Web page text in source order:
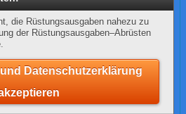
die Rüstungsausgaben nahezu zu
der Rüstungsausgaben–Abrüsten
Datenschutzerklärung